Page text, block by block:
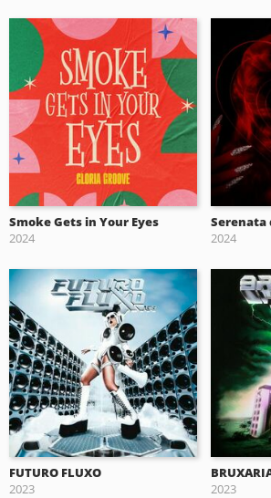
Smoke Gets in Your Eyes
2024
Serenata
2024
FUTURO FLUXO
2023
2023